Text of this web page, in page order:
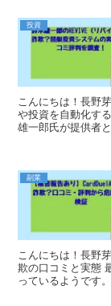
投資
こんにちは！長野
や投資を自動化す
雄一郎氏が提供者
副業
こんにちは！長野
欺の口コミと実態
っているようです